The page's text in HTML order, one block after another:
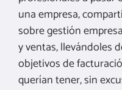
una empresa,
sobre gestión
y ventas, llevándoles
objetivos de
querían tener, sin